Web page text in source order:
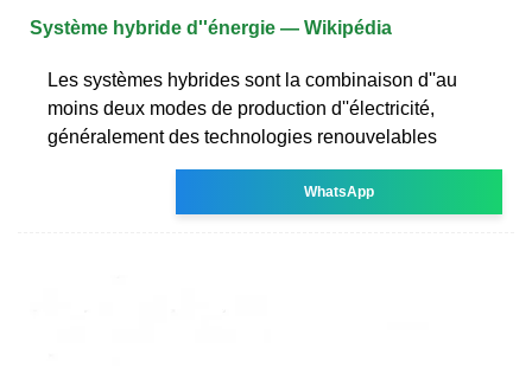
Système hybride d''énergie — Wikipédia
Les systèmes hybrides sont la combinaison d''au
moins deux modes de production d''électricité,
généralement des technologies renouvelables
WhatsApp